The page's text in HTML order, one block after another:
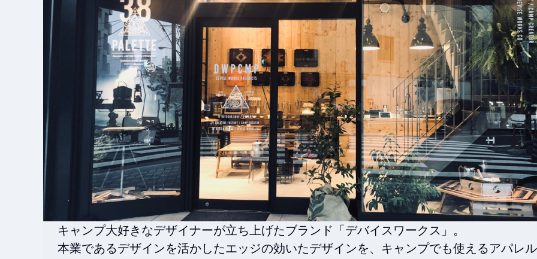
キャンプ大好きなデザイナーが立ち上げたブランド「デバイスワークス」。
本業であるデザインを活かしたエッジの効いたデザインを、キャンプでも使えるアパレ